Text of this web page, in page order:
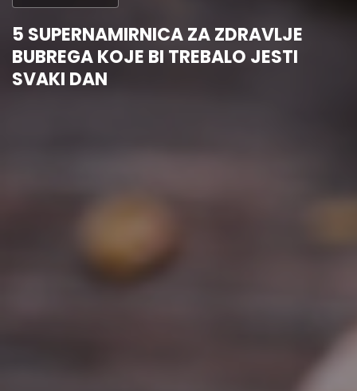
5 SUPERNAMIRNICA ZA ZDRAVLJE
BUBREGA KOJE BI TREBALO JESTI
SVAKI DAN